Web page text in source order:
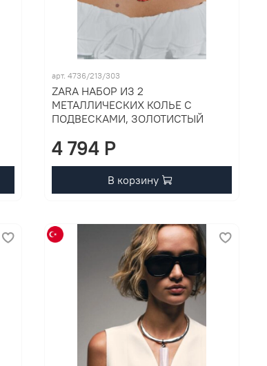
арт. 4736/213/303
ZARA НАБОР ИЗ 2
МЕТАЛЛИЧЕСКИХ КОЛЬЕ С
ПОДВЕСКАМИ, ЗОЛОТИСТЫЙ
4 794 P
В корзину